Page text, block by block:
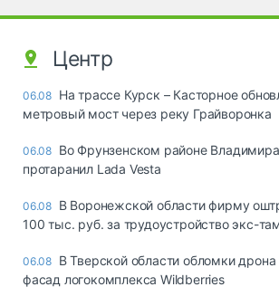
Центр
06.08 На трассе Курск – Касторное
метровый мост через реку Грайворонка
06.08 Во Фрунзенском районе
протаранил Lada Vesta
06.08 В Воронежской области фирму
100 тыс. руб. за трудоустройство экс-
06.08 В Тверской области обломки
фасад логокомплекса Wildberries